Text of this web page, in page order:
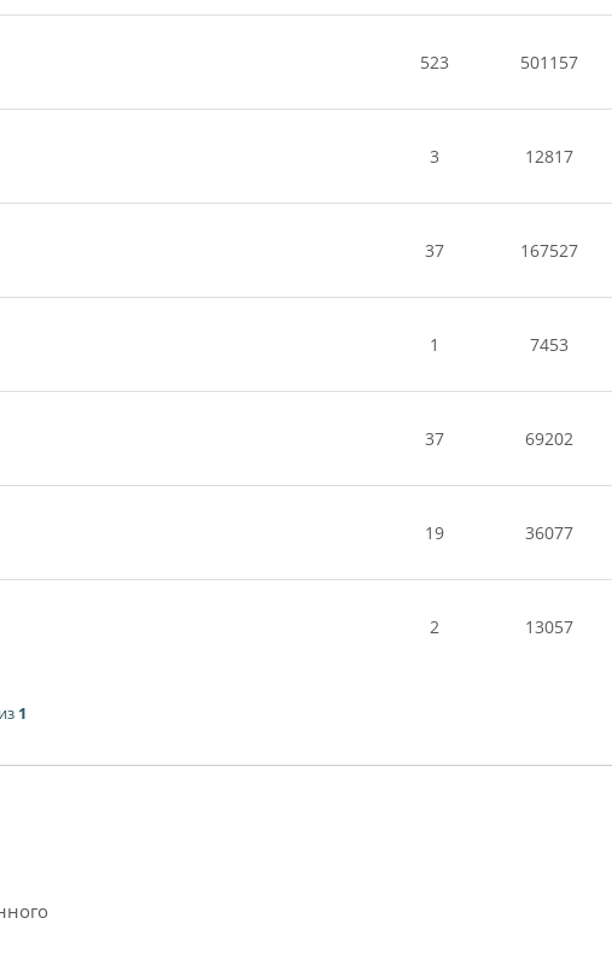
523 501157
3 12817
37 167527
1 7453
37 69202
19 36077
2 13057
из 1